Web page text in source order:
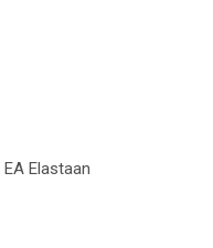
Elastaan